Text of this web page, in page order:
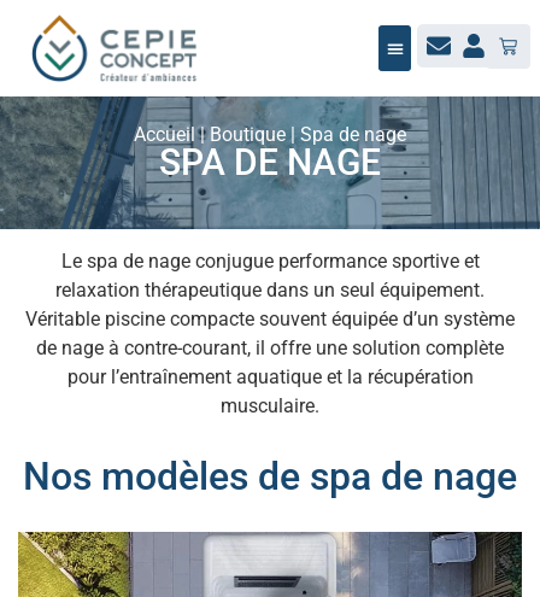
Accueil|Boutique|Spa de nage
SPA DE NAGE
Le spa de nage conjugue performance sportive et
relaxation thérapeutique dans un seul équipement.
Véritable piscine compacte souvent équipée d’un système
de nage à contre-courant, il offre une solution complète
pour l’entraînement aquatique et la récupération
musculaire.
Nos modèles de spa de nage